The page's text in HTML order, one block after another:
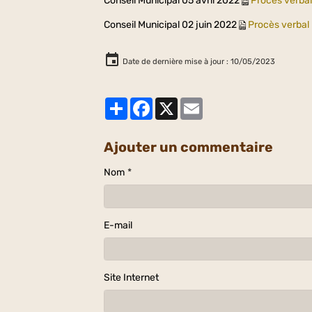
Conseil Municipal 02 juin 2022 Procès verbal
Date de dernière mise à jour : 10/05/2023
PartagerFacebook
X
Ajouter un commentaire
Nom
E-mail
Site Internet